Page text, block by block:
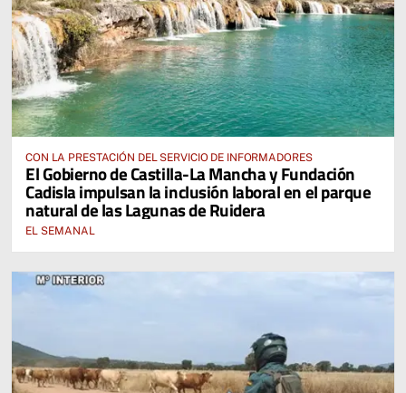
CON LA PRESTACIÓN DEL SERVICIO DE INFORMADORES
El Gobierno de Castilla-La Mancha y Fundación
Cadisla impulsan la inclusión laboral en el parque
natural de las Lagunas de Ruidera
EL SEMANAL